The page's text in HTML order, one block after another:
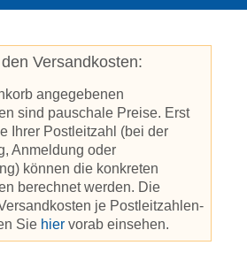
Versandkosten:
angegebenen
sind pauschale Preise. Erst
Ihrer Postleitzahl (bei der
Anmeldung oder
können die konkreten
berechnet werden. Die
je Postleitzahlen-
Sie hier vorab einsehen.